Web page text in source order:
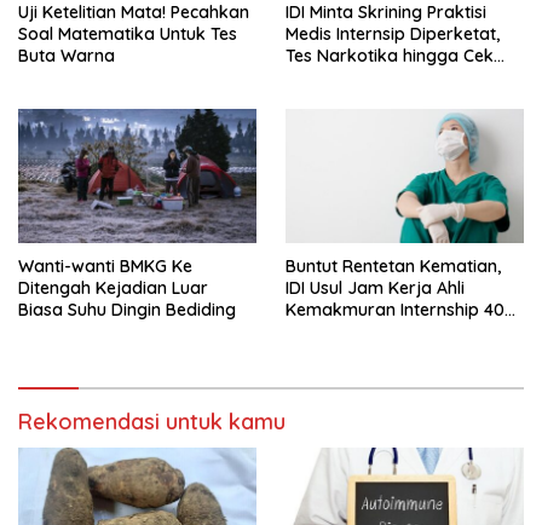
Uji Ketelitian Mata! Pecahkan
Soal Matematika Untuk Tes
Buta Warna
IDI Minta Skrining Praktisi
Medis Internsip Diperketat,
Tes Narkotika hingga Cek
Wanti-wanti BMKG Ke
Ditengah Kejadian Luar
Biasa Suhu Dingin Bediding
Buntut Rentetan Kematian,
IDI Usul Jam Kerja Ahli
Kemakmuran Internship 40
Rekomendasi untuk kamu